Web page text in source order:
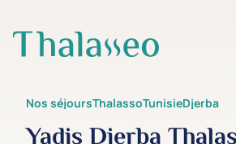
Aller au contenu principal
Nos séjours Thalasso Tunisie Djerba